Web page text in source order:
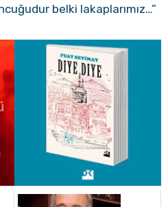
belki lakaplarımız…”